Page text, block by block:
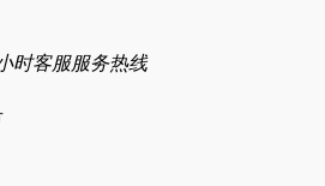
时客服服务热线